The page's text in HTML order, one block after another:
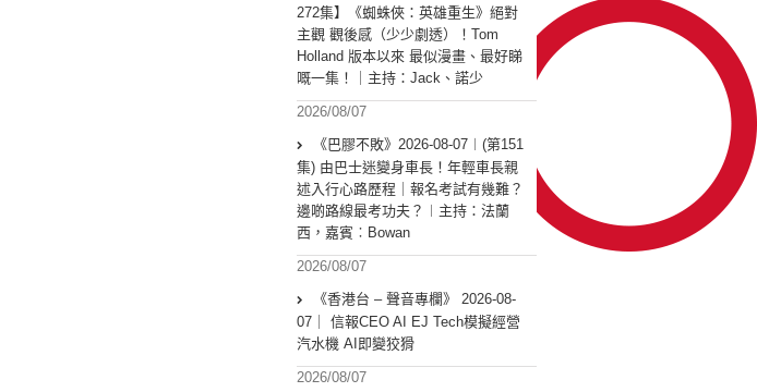
272集】《蜘蛛俠：英雄重生》絕對
主觀 觀後感（少少劇透）！Tom
Holland 版本以來 最似漫畫、最好睇
嘅一集！｜主持：Jack、諾少
2026/08/07
《巴膠不敗》2026-08-07︱(第151
集) 由巴士迷變身車長！年輕車長親
述入行心路歷程｜報名考試有幾難？
邊啲路線最考功夫？︱主持：法蘭
西，嘉賓︰Bowan
2026/08/07
《香港台 – 聲音專欄》 2026-08-
07｜ 信報CEO AI EJ Tech模擬經營
汽水機 AI即變狡猾
2026/08/07